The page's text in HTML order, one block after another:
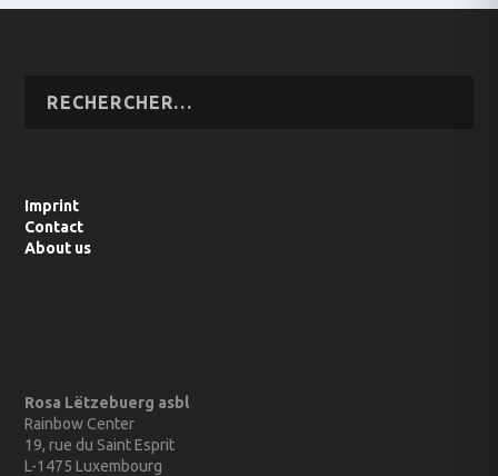
Imprint
Contact
About us
Rosa Lëtzebuerg asbl
Rainbow Center
19, rue du Saint Esprit
L-1475 Luxembourg